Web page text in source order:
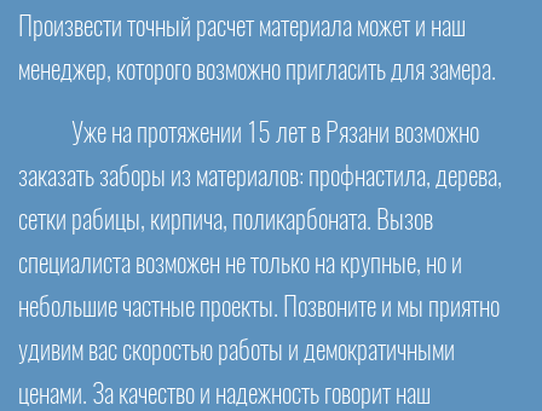
Произвести точный расчет материала может и наш
менеджер, которого возможно пригласить для замера.
Уже на протяжении 15 лет в Рязани возможно
заказать заборы из материалов: профнастила, дерева,
сетки рабицы, кирпича, поликарбоната. Вызов
специалиста возможен не только на крупные, но и
небольшие частные проекты. Позвоните и мы приятно
удивим вас скоростью работы и демократичными
ценами. За качество и надежность говорит наш